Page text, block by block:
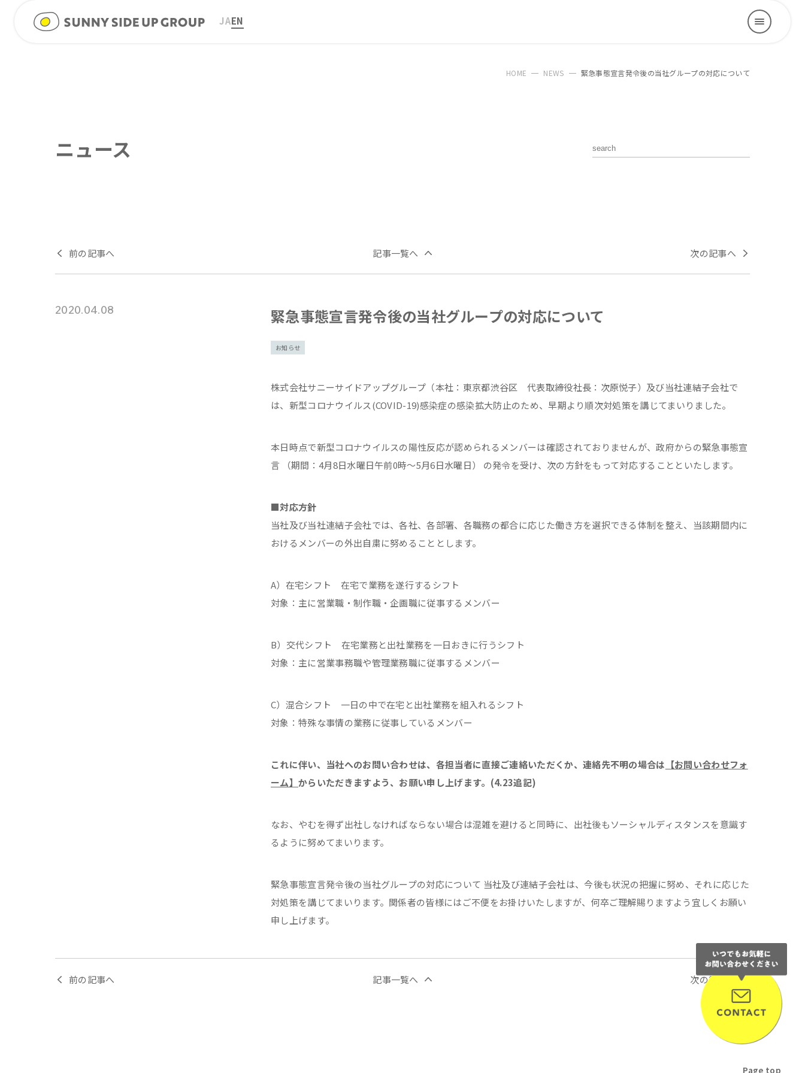
JAEN
HOME NEWS 緊急事態宣言発令後の当社グループの対応について
ニュース
前の記事へ 記事一覧へ 次の記事へ
2020.04.08 緊急事態宣言発令後の当社グループの対応について
お知らせ
株式会社サニーサイドアップグループ（本社：東京都渋谷区 代表取締役社長：次原悦子）及び当社連結子会社で
は、新型コロナウイルス(COVID-19)感染症の感染拡大防止のため、早期より順次対処策を講じてまいりました。
本日時点で新型コロナウイルスの陽性反応が認められるメンバーは確認されておりませんが、政府からの緊急事態宣
言 （期間：4月8日水曜日午前0時～5月6日水曜日） の発令を受け、次の方針をもって対応することといたします。
■対応方針
当社及び当社連結子会社では、各社、各部署、各職務の都合に応じた働き方を選択できる体制を整え、当該期間内に
おけるメンバーの外出自粛に努めることとします。
A）在宅シフト 在宅で業務を遂行するシフト
対象：主に営業職・制作職・企画職に従事するメンバー
B）交代シフト 在宅業務と出社業務を一日おきに行うシフト
対象：主に営業事務職や管理業務職に従事するメンバー
C）混合シフト 一日の中で在宅と出社業務を組入れるシフト
対象：特殊な事情の業務に従事しているメンバー
これに伴い、当社へのお問い合わせは、各担当者に直接ご連絡いただくか、連絡先不明の場合は 【お問い合わせフォ
ーム】 からいただきますよう、お願い申し上げます。(4.23追記)
なお、やむを得ず出社しなければならない場合は混雑を避けると同時に、出社後もソーシャルディスタンスを意識す
るように努めてまいります。
緊急事態宣言発令後の当社グループの対応について 当社及び連結子会社は、今後も状況の把握に努め、それに応じた
対処策を講じてまいります。関係者の皆様にはご不便をお掛けいたしますが、何卒ご理解賜りますよう宜しくお願い
申し上げます。
前の記事へ 記事一覧へ 次の記事へ
Page top